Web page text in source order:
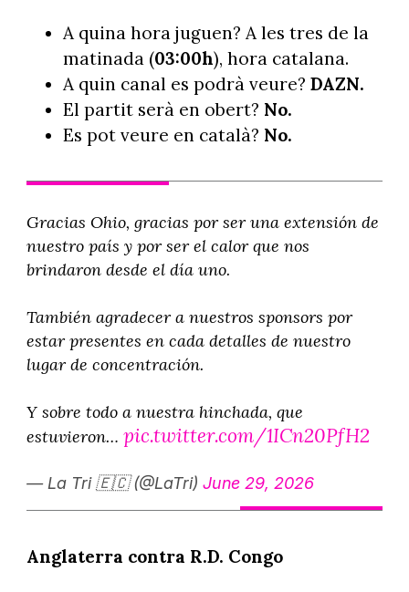
A quina hora juguen? A les tres de la
matinada (03:00h), hora catalana.
A quin canal es podrà veure? DAZN.
El partit serà en obert? No.
Es pot veure en català? No.
Gracias Ohio, gracias por ser una extensión de
nuestro país y por ser el calor que nos
brindaron desde el día uno.
También agradecer a nuestros sponsors por
estar presentes en cada detalles de nuestro
lugar de concentración.
Y sobre todo a nuestra hinchada, que
estuvieron… pic.twitter.com/1ICn20PfH2
— La Tri 🇪🇨 (@LaTri) June 29, 2026
Anglaterra contra R.D. Congo